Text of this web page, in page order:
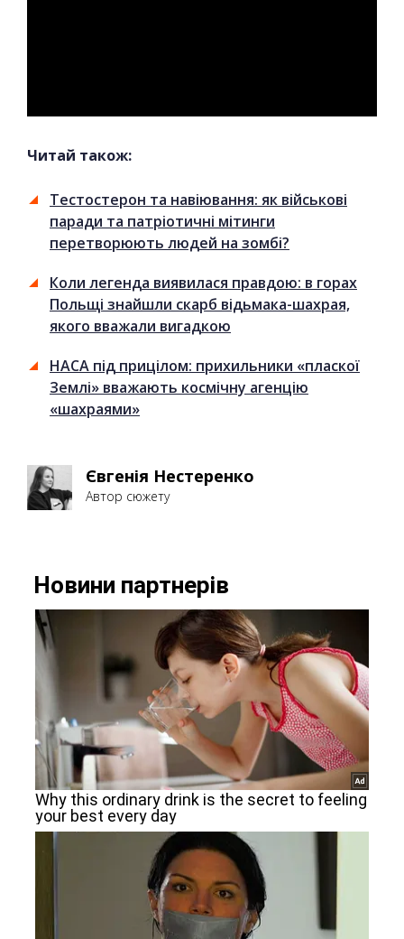
Читай також:
Тестостерон та навіювання: як військові
паради та патріотичні мітинги
перетворюють людей на зомбі?
Коли легенда виявилася правдою: в горах
Польщі знайшли скарб відьмака-шахрая,
якого вважали вигадкою
НАСА під прицілом: прихильники «пласкої
Землі» вважають космічну агенцію
«шахраями»
Євгенія Нестеренко
Автор сюжету